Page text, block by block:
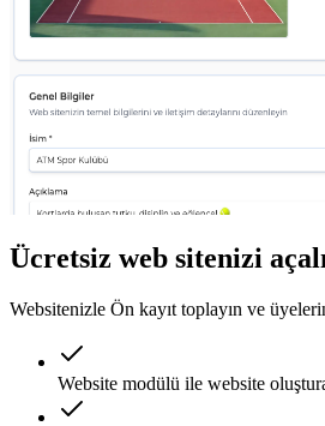
Ücretsiz web sitenizi
Websitenizle Ön kayıt toplayın ve
Website modülü ile website